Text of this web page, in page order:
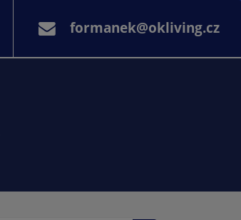
formanek@okliving.cz